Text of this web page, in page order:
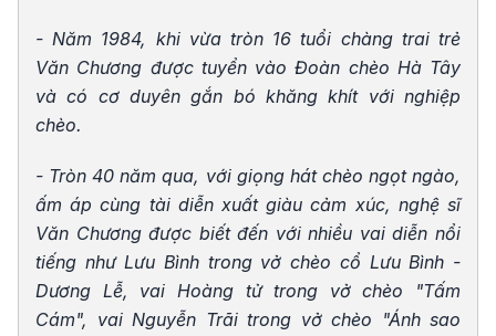
- Năm 1984, khi vừa tròn 16 tuổi chàng trai trẻ
Văn Chương được tuyển vào Đoàn chèo Hà Tây
và có cơ duyên gắn bó khăng khít với nghiệp
chèo.
- Tròn 40 năm qua, với giọng hát chèo ngọt ngào,
ấm áp cùng tài diễn xuất giàu cảm xúc, nghệ sĩ
Văn Chương được biết đến với nhiều vai diễn nổi
tiếng như Lưu Bình trong vở chèo cổ Lưu Bình -
Dương Lễ, vai Hoàng tử trong vở chèo "Tấm
Cám", vai Nguyễn Trãi trong vở chèo "Ánh sao